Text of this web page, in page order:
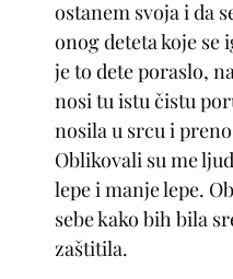
ostanem svoja i da
onog deteta koje se
je to dete poraslo,
nosi tu istu čistu
nosila u srcu i
Oblikovali su me
lepe i manje lepe.
sebe kako bih bila
zaštitila.